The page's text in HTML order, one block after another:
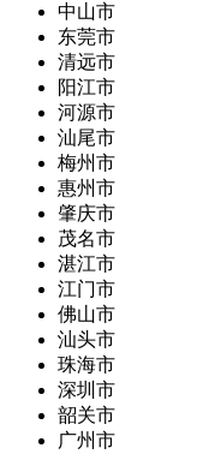
中山市
东莞市
清远市
阳江市
河源市
汕尾市
梅州市
惠州市
肇庆市
茂名市
湛江市
江门市
佛山市
汕头市
珠海市
深圳市
韶关市
广州市